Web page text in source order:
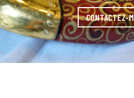
CONTACTEZ-